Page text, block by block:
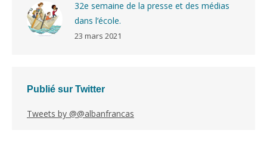
32e semaine de la presse et des médias
dans l’école.
23 mars 2021
Publié sur Twitter
Tweets by @@albanfrancas